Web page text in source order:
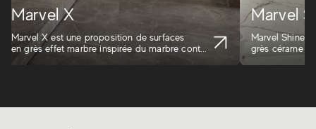
Marvel X
Marvel X est une proposition de surfaces
en grès effet marbre inspirée du marbre cont...
Marvel
Marvel Shine
grès cérame